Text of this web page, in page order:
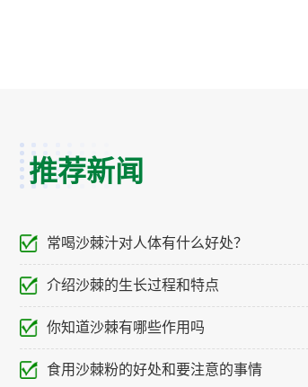
推荐新闻
常喝沙棘汁对人体有什么好处？
介绍沙棘的生长过程和特点
你知道沙棘有哪些作用吗
食用沙棘粉的好处和要注意的事情